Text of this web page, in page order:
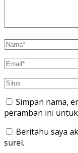
Simpan nama,
peramban ini
Beritahu saya
surel.